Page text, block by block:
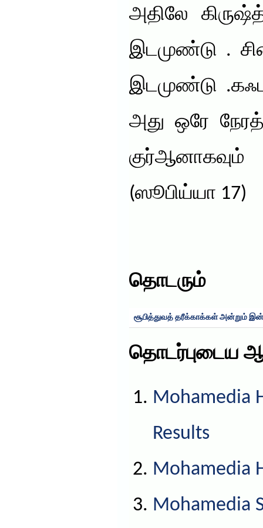
அதிலே
இடமுண்டு .
இடமுண்டு
அது ஒரே
(ஸூபிய்யா 17)
தொடரும்
சூபித்துவத் தரீக்காக்கள் அன்றும்
தொடர்புடைய
Mohamedia
Results
Mohamedia
Mohamedia